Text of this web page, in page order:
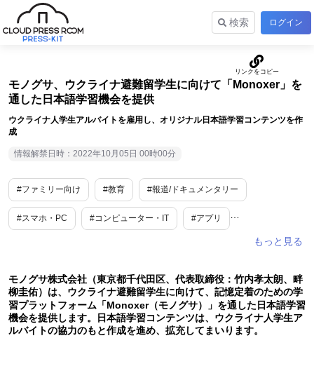
検索 ログイン
モノグサ、ウクライナ避難留学生に向けて「Monoxer」を
通した日本語学習機会を提供
ウクライナ人学生アルバイトを雇用し、オリジナル日本語学習コンテンツを作
成
情報解禁日時：2022年10月05日 00時00分
#ファミリー向け #教育 #報道/ドキュメンタリー
#スマホ・PC #コンピューター・IT #アプリ
モノグサ株式会社（東京都千代田区、代表取締役：竹内孝太朗、畔
柳圭佑）は、ウクライナ避難留学生に向けて、記憶定着のための学
習プラットフォーム「Monoxer（モノグサ）」を通した日本語学習
機会を提供します。日本語学習コンテンツは、ウクライナ人学生ア
ルバイトの協力のもと作成を進め、拡充してまいります。